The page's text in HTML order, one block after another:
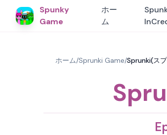
Spunky
Game
ホー
ム
ホーム/Sprunki Game/Sprunki(ス